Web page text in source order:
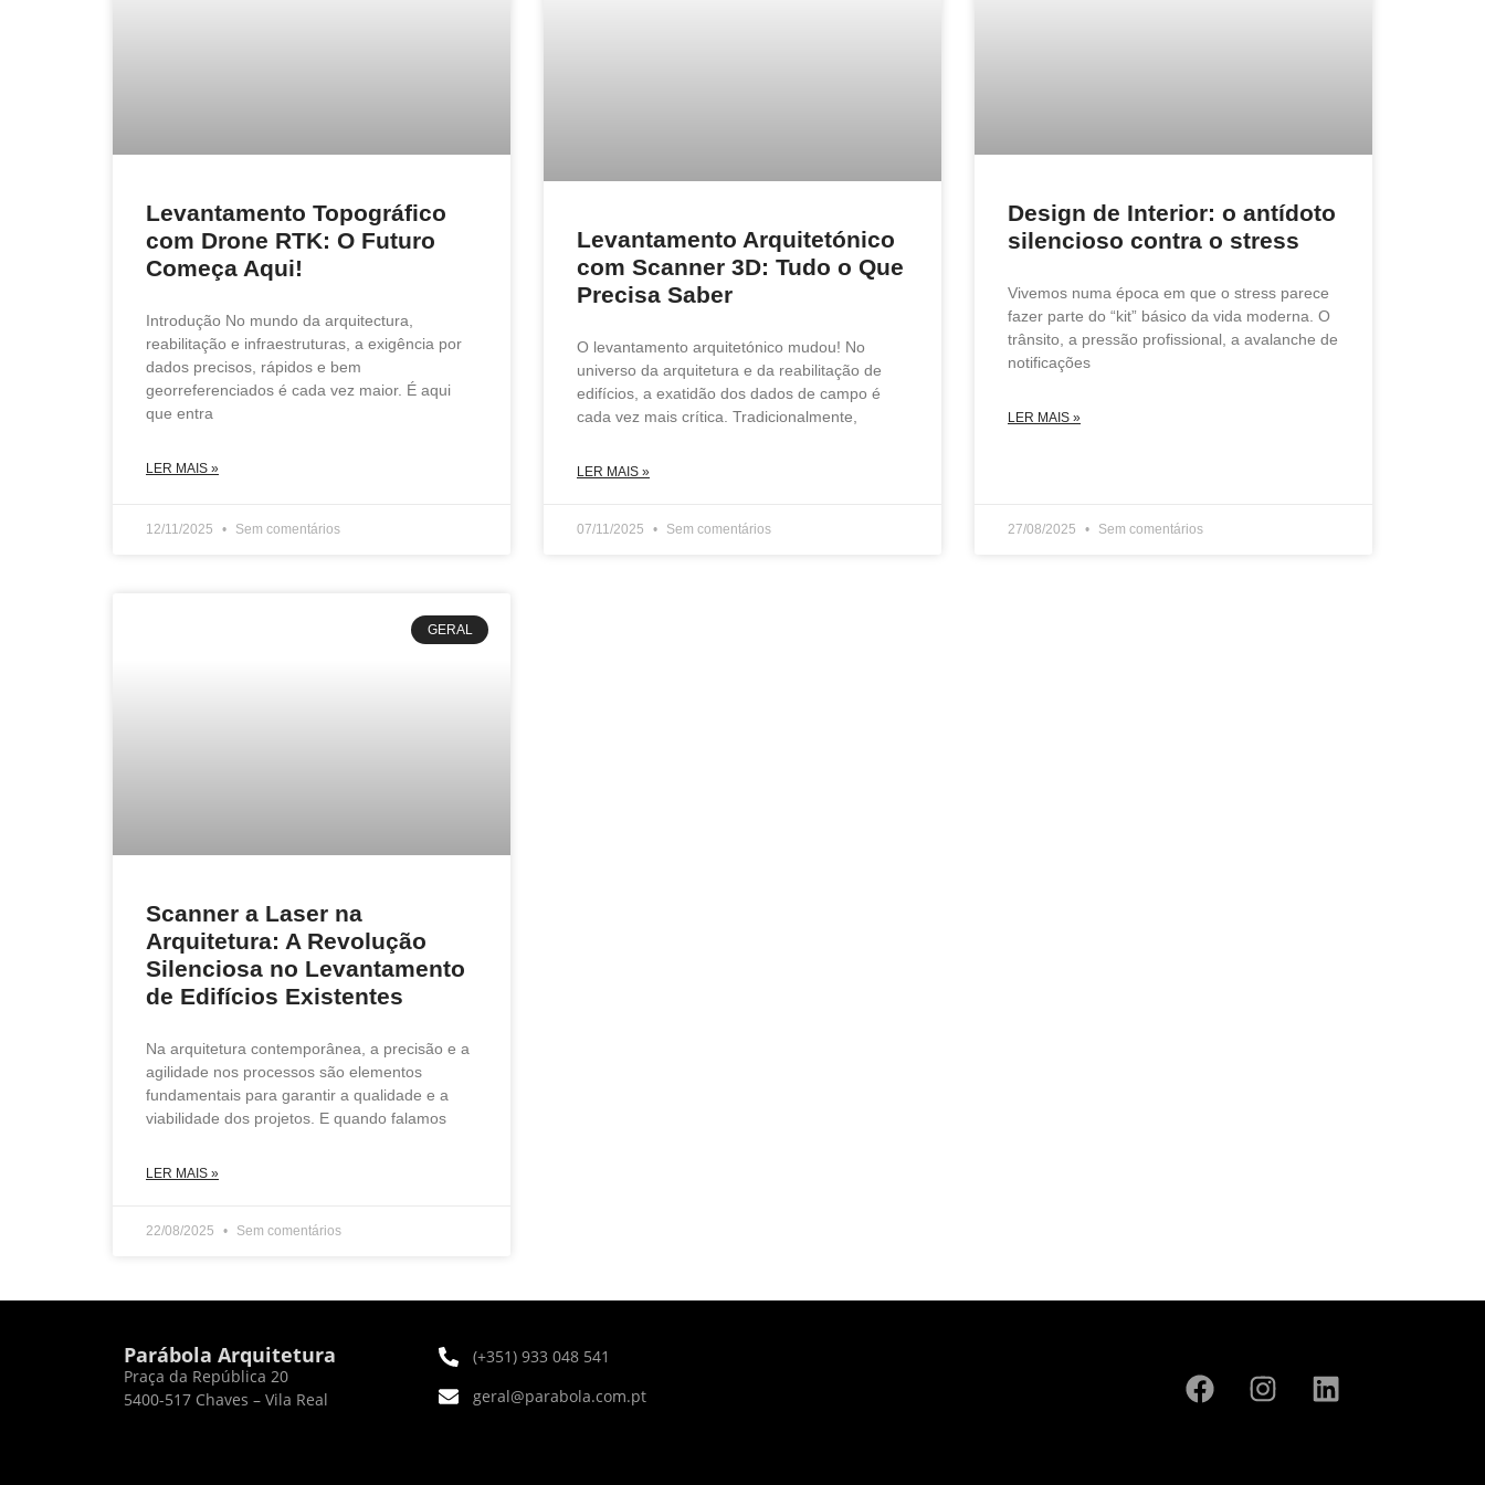
Levantamento Topográfico
com Drone RTK: O Futuro
Começa Aqui!
Introdução No mundo da arquitectura,
reabilitação e infraestruturas, a exigência por
dados precisos, rápidos e bem
georreferenciados é cada vez maior. É aqui
que entra
LER MAIS »
12/11/2025 Sem comentários
Levantamento Arquitetónico
com Scanner 3D: Tudo o Que
Precisa Saber
O levantamento arquitetónico mudou! No
universo da arquitetura e da reabilitação de
edifícios, a exatidão dos dados de campo é
cada vez mais crítica. Tradicionalmente,
LER MAIS »
07/11/2025 Sem comentários
Design de Interior: o antídoto
silencioso contra o stress
Vivemos numa época em que o stress parece
fazer parte do “kit” básico da vida moderna. O
trânsito, a pressão profissional, a avalanche de
notificações
LER MAIS »
27/08/2025 Sem comentários
GERAL
Scanner a Laser na
Arquitetura: A Revolução
Silenciosa no Levantamento
de Edifícios Existentes
Na arquitetura contemporânea, a precisão e a
agilidade nos processos são elementos
fundamentais para garantir a qualidade e a
viabilidade dos projetos. E quando falamos
LER MAIS »
22/08/2025 Sem comentários
Parábola Arquitetura
Praça da República 20
5400-517 Chaves – Vila Real
(+351) 933 048 541
geral@parabola.com.pt